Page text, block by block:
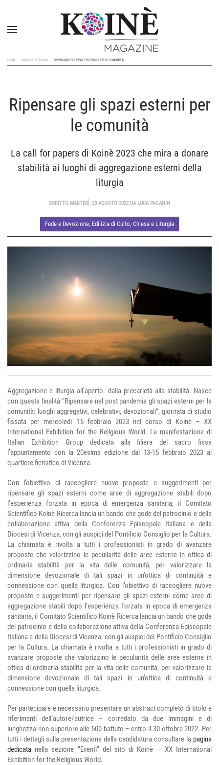
HOME CHIESA E LITURGIA RIPENSARE GLI SPAZI ESTERNI PER LE COMUNITÀ
Ripensare gli spazi esterni per
le comunità
La call for papers di Koinè 2023 che mira a donare
stabilità ai luoghi di aggregazione esterni della
liturgia
SCRITTO MARTEDÌ, 23 AGOSTO 2022 DA LUCA PAGANIN
Fede e Devozione, Edilizia di Culto, Chiesa e Liturgia
Aggregazione e liturgia all’aperto: dalla precarietà alla stabilità. Nasce
con questa finalità "Ripensare nel post pandemia gli spazi esterni per la
comunità: luoghi aggregativi, celebrativi, devozionali", giornata di studio
fissata per mercoledì 15 febbraio 2023 nel corso di Koinè – XX
International Exhibition for the Religious World. La manifestazione di
Italian Exhibition Group dedicata alla filiera del sacro fissa
l’appuntamento con la 20esima edizione dal 13-15 febbraio 2023 al
quartiere fieristico di Vicenza.
Con l’obiettivo di raccogliere nuove proposte e suggerimenti per
ripensare gli spazi esterni come aree di aggregazione stabili dopo
l’esperienza forzata in epoca di emergenza sanitaria, il Comitato
Scientifico Koinè Ricerca lancia un bando che gode del patrocinio e della
collaborazione attiva della Conferenza Episcopale Italiana e della
Diocesi di Vicenza, con gli auspici del Pontificio Consiglio per la Cultura.
La chiamata è rivolta a tutti i professionisti in grado di avanzare
proposte che valorizzino le peculiarità delle aree esterne in ottica di
ordinaria stabilità per la vita delle comunità, per valorizzare la
dimensione devozionale di tali spazi in un’ottica di continuità e
connessione con quella liturgica. Con l’obiettivo di raccogliere nuove
proposte e suggerimenti per ripensare gli spazi esterni come aree di
aggregazione stabili dopo l’esperienza forzata in epoca di emergenza
sanitaria, il Comitato Scientifico Koinè Ricerca lancia un bando che gode
del patrocinio e della collaborazione attiva della Conferenza Episcopale
Italiana e della Diocesi di Vicenza, con gli auspici del Pontificio Consiglio
per la Cultura. La chiamata è rivolta a tutti i professionisti in grado di
avanzare proposte che valorizzino le peculiarità delle aree esterne in
ottica di ordinaria stabilità per la vita delle comunità, per valorizzare la
dimensione devozionale di tali spazi in un’ottica di continuità e
connessione con quella liturgica.
Per partecipare è necessario presentare un abstract completo di titolo e
riferimenti dell’autore/autrice – corredato da due immagini e di
lunghezza non superiore alle 500 battute – entro il 30 ottobre 2022. Per
tutti i dettagli sulla presentazione della candidatura consultare la pagina
dedicata nella sezione “Eventi” del sito di Koinè – XX International
Exhibition for the Religious World.